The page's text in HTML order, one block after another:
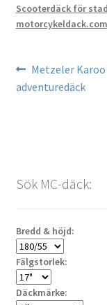
Scooterdäck för
motorcykeldack.com
Föregående
inlägg:
Metzeler
adventuredäck
Sök MC-däck:
Bredd & höjd:
Fälgstorlek:
Däckmärke: